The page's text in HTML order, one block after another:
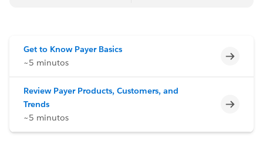
Get to Know Payer Basics
~5 minutos
Review Payer Products, Customers, and
Trends
~5 minutos